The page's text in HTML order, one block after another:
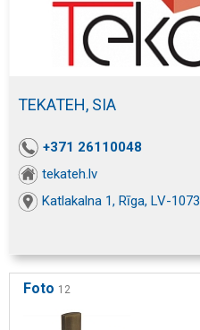
TEKATEH, SIA
+371 26110048
tekateh.lv
Katlakalna 1, Rīga, LV-1073
Foto 12